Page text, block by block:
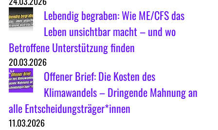
Lebendig begraben: Wie ME/CFS das
Leben unsichtbar macht – und wo
Betroffene Unterstützung finden
20.03.2026
Offener Brief: Die Kosten des
Klimawandels – Dringende Mahnung an
alle Entscheidungsträger*innen
11.03.2026